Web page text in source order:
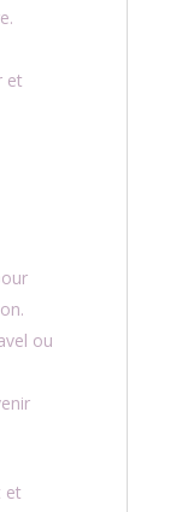
et
ou
et